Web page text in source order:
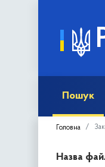
Пошук
Головна
Назва